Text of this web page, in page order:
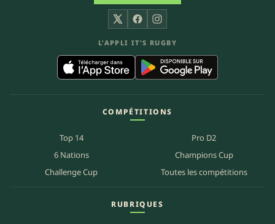
X FacebookInstagram
L’APPLI IT’S RUGBY
COMPÉTITIONS
Top 14
Pro D2
6 Nations
Champions Cup
Challenge Cup
Toutes les compétitions
RUBRIQUES